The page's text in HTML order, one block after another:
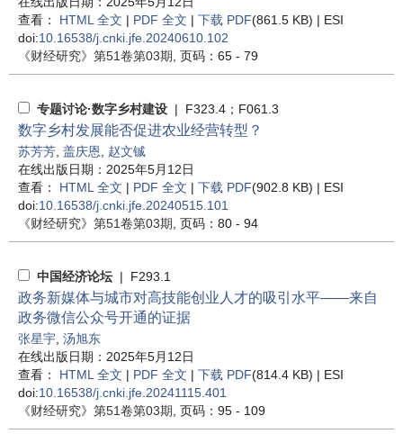
查看： HTML 全文 | PDF 全文 | 下载 PDF(861.5 KB) | ESI
doi:10.16538/j.cnki.jfe.20240610.102
《财经研究》 第51卷第03期 , 页码：65 - 79
专题讨论·数字乡村建设 | F323.4；F061.3
数字乡村发展能否促进农业经营转型？
苏芳芳 盖庆恩
赵文铖
在线出版日期：2025年5月12日
查看： HTML 全文 | PDF 全文 | 下载 PDF(902.8 KB) | ESI
doi:10.16538/j.cnki.jfe.20240515.101
《财经研究》 第51卷第03期 , 页码：80 - 94
中国经济论坛 | F293.1
政务新媒体与城市对高技能创业人才的吸引水平——来自
政务微信公众号开通的证据
张星宇 汤旭东
在线出版日期：2025年5月12日
查看： HTML 全文 | PDF 全文 | 下载 PDF(814.4 KB) | ESI
doi:10.16538/j.cnki.jfe.20241115.401
《财经研究》 第51卷第03期 , 页码：95 - 109